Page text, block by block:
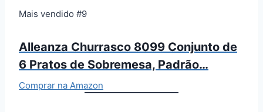
Mais vendido #9
Alleanza Churrasco 8099 Conjunto de
6 Pratos de Sobremesa, Padrão…
Comprar na Amazon